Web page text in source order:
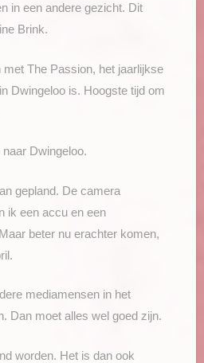
in een andere gezicht. Dit
Brink.
The Passion, het jaarlijkse
Dwingeloo is. Hoogste tijd om
Dwingeloo.
gepland. De camera
ik een accu en een
beter nu erachter komen,
mediamensen in het
Dan moet alles wel goed zijn.
worden. Het is dan ook